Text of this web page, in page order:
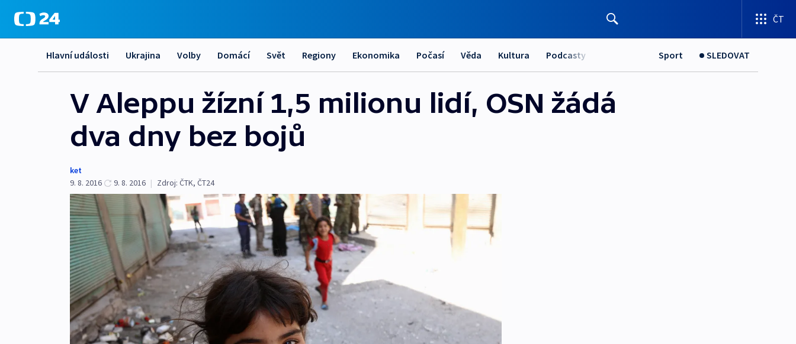
ČT
Hlavní události Ukrajina Volby Domácí Svět Regiony Ekonomika Počasí Věda Kultura Podcasty Sport SLEDOVAT
V Aleppu žízní 1,5 milionu lidí, OSN žádá
dva dny bez bojů
ket
9. 8. 2016
9. 8. 2016 | Zdroj: ČTK, ČT24